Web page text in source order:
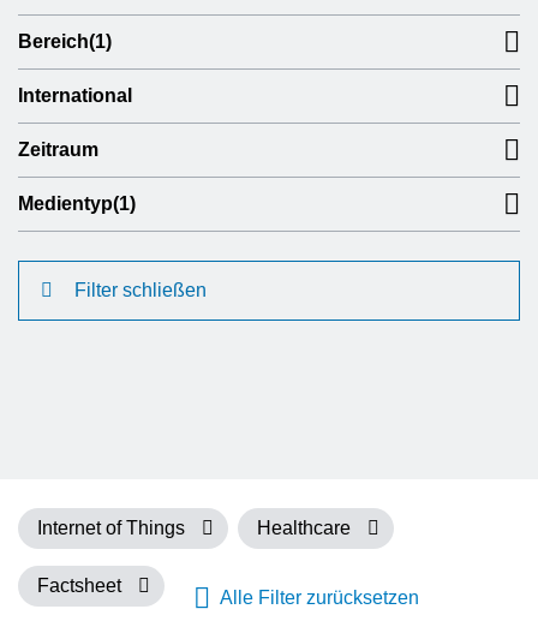
Bereich(1)
International
Zeitraum
Medientyp(1)
Filter schließen
Internet of Things Healthcare
Factsheet
Alle Filter zurücksetzen